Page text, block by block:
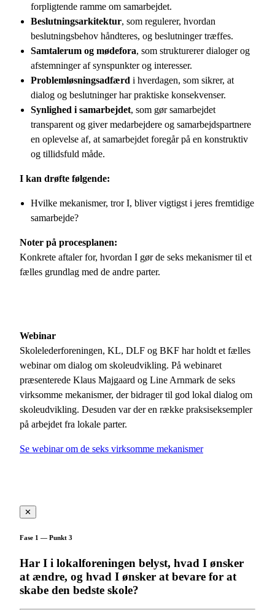
forpligtende ramme om samarbejdet.
Beslutningsarkitektur, som regulerer, hvordan
beslutningsbehov håndteres, og beslutninger træffes.
Samtalerum og mødefora, som strukturerer dialoger og
afstemninger af synspunkter og interesser.
Problemløsningsadfærd i hverdagen, som sikrer, at
dialog og beslutninger har praktiske konsekvenser.
Synlighed i samarbejdet, som gør samarbejdet
transparent og giver medarbejdere og samarbejdspartnere
en oplevelse af, at samarbejdet foregår på en konstruktiv
og tillidsfuld måde.
I kan drøfte følgende:
Hvilke mekanismer, tror I, bliver vigtigst i jeres fremtidige
samarbejde?
Noter på procesplanen:
Konkrete aftaler for, hvordan I gør de seks mekanismer til et
fælles grundlag med de andre parter.
Webinar
Skolelederforeningen, KL, DLF og BKF har holdt et fælles
webinar om dialog om skoleudvikling. På webinaret
præsenterede Klaus Majgaard og Line Arnmark de seks
virksomme mekanismer, der bidrager til god lokal dialog om
skoleudvikling. Desuden var der en række praksiseksempler
på arbejdet fra lokale parter.
Se webinar om de seks virksomme mekanismer
✕
Fase 1 — Punkt 3
Har I i lokalforeningen belyst, hvad I ønsker
at ændre, og hvad I ønsker at bevare for at
skabe den bedste skole?